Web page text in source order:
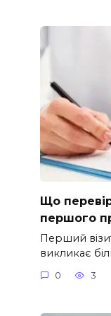
Що
першого
Перший
викликає
0 3